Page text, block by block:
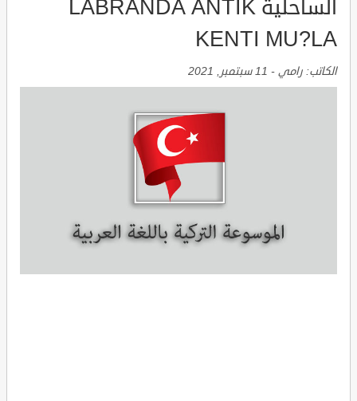
الساحلية LABRANDA ANTIK
KENTI MU?LA
الكاتب: رامي - 11 سبتمبر, 2021